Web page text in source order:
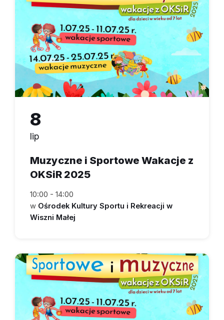
8
lip
Muzyczne i Sportowe Wakacje z
OKSiR 2025
10:00 - 14:00
w Ośrodek Kultury Sportu i Rekreacji w
Wiszni Małej